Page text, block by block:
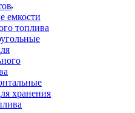
емкости
топлива
хранения